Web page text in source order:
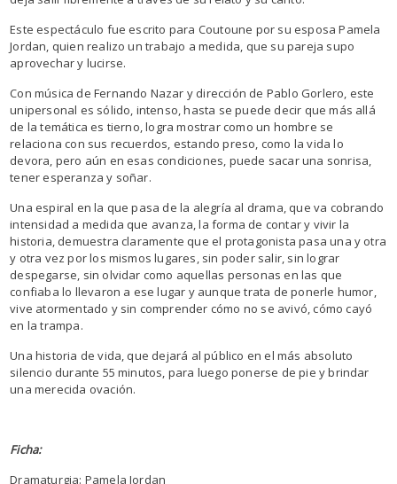
Este espectáculo fue escrito para Coutoune por su esposa Pamela
Jordan, quien realizo un trabajo a medida, que su pareja supo
aprovechar y lucirse.
Con música de Fernando Nazar y dirección de Pablo Gorlero, este
unipersonal es sólido, intenso, hasta se puede decir que más allá
de la temática es tierno, logra mostrar como un hombre se
relaciona con sus recuerdos, estando preso, como la vida lo
devora, pero aún en esas condiciones, puede sacar una sonrisa,
tener esperanza y soñar.
Una espiral en la que pasa de la alegría al drama, que va cobrando
intensidad a medida que avanza, la forma de contar y vivir la
historia, demuestra claramente que el protagonista pasa una y otra
y otra vez por los mismos lugares, sin poder salir, sin lograr
despegarse, sin olvidar como aquellas personas en las que
confiaba lo llevaron a ese lugar y aunque trata de ponerle humor,
vive atormentado y sin comprender cómo no se avivó, cómo cayó
en la trampa.
Una historia de vida, que dejará al público en el más absoluto
silencio durante 55 minutos, para luego ponerse de pie y brindar
una merecida ovación.
Ficha:
Dramaturgia: Pamela Jordan